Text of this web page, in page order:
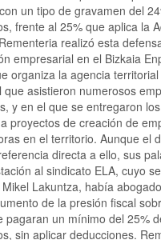
un tipo de gravamen del
frente al 25% que aplica la
realizó esta
empresarial en el Bizkaia
organiza la agencia
que asistieron numerosos
y en el que se entregaron
proyectos de creación de
en el territorio. Aunque el
directa a ello, sus
al sindicato ELA, cuyo
Lakuntza, había
de la presión fiscal
pagaran un mínimo del 25%
sin aplicar deducciones.